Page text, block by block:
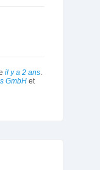
il y a 2 ans.
GmbH et